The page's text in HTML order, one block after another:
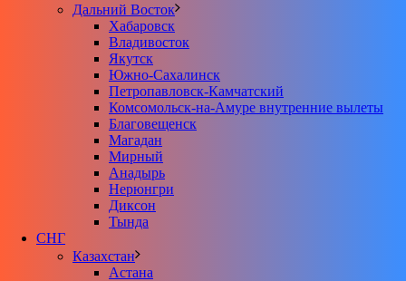
Дальний Восток
Хабаровск
Владивосток
Якутск
Южно-Сахалинск
Петропавловск-Камчатский
Комсомольск-на-Амуре внутренние вылеты
Благовещенск
Магадан
Мирный
Анадырь
Нерюнгри
Диксон
Тында
СНГ
Казахстан
Астана